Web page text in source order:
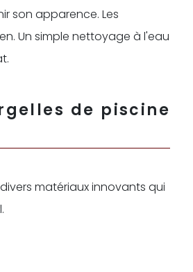
son apparence. Les
Un simple nettoyage à l'eau
de piscine
matériaux innovants qui